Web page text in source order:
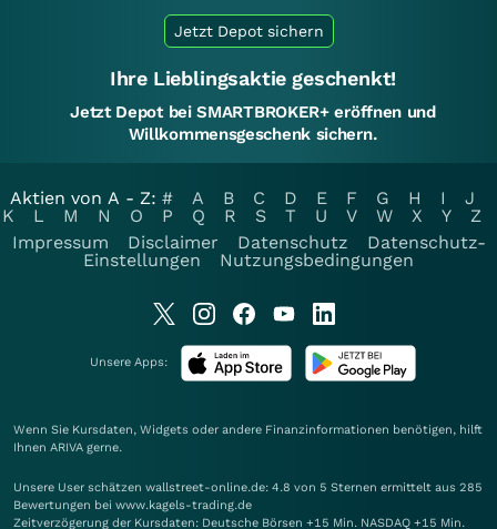
Jetzt Depot sichern
Ihre Lieblingsaktie geschenkt!
Jetzt Depot bei SMARTBROKER+ eröffnen und
Willkommensgeschenk sichern.
Aktien von A - Z: # A B C D E F G H I
J
K
L M N O P Q R S T U V W X Y
Z
Impressum
Disclaimer Datenschutz
Datenschutz-
Einstellungen
Nutzungsbedingungen
Unsere Apps:
Wenn Sie Kursdaten, Widgets oder andere Finanzinformationen benötigen, hilft
Ihnen ARIVA gerne.
Unsere User schätzen wallstreet-online.de: 4.8 von 5 Sternen ermittelt aus 285
Bewertungen bei www.kagels-trading.de
Zeitverzögerung der Kursdaten: Deutsche Börsen +15 Min. NASDAQ +15 Min.